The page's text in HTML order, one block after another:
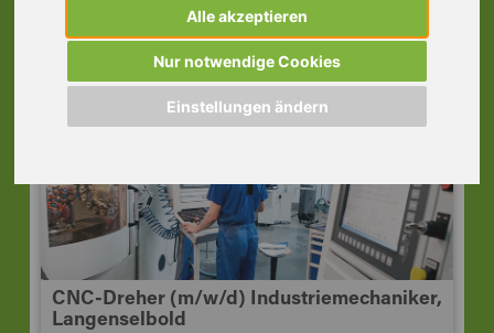
Alle akzeptieren
Nur notwendige Cookies
Einstellungen ändern
Zerspanungmechaniker (m/w/d)
Drehtechnik, Nidderau
61130 Nidderau Hess
CNC-Dreher (m/w/d) Industriemechaniker,
Langenselbold